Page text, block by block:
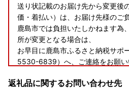
送り状記載のお届け先から変更後
価・着払い）は、お届け先様のご
鹿島市では負担いたしかねます為
所が変更となる場合は、
お早目に鹿島市ふるさと納税サポ
5530-6839）へ、ご連絡をお願い
＝＝＝＝＝＝＝
返礼品に関するお問い合わせ先